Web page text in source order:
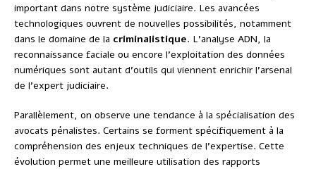
important dans notre système judiciaire. Les avancées
technologiques ouvrent de nouvelles possibilités, notamment
dans le domaine de la criminalistique. L’analyse ADN, la
reconnaissance faciale ou encore l’exploitation des données
numériques sont autant d’outils qui viennent enrichir l’arsenal
de l’expert judiciaire.
Parallèlement, on observe une tendance à la spécialisation des
avocats pénalistes. Certains se forment spécifiquement à la
compréhension des enjeux techniques de l’expertise. Cette
évolution permet une meilleure utilisation des rapports